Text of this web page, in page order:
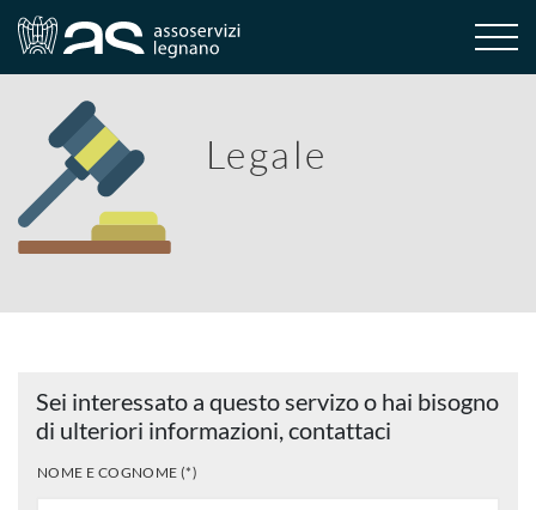
Legale
Sei interessato a questo servizo o hai bisogno
di ulteriori informazioni, contattaci
NOME E COGNOME (*)